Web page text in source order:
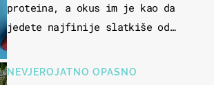
proteina, a okus im je kao da
jedete najfinije slatkiše od
NEVJEROJATNO OPASNO